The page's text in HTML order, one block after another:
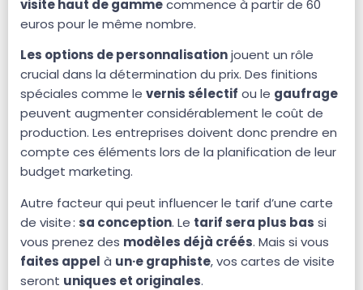
visite haut de gammecommence à partir de 60
euros pour le même nombre.
Les options de personnalisationjouent un rôle
crucial dans la détermination du prix. Des finitions
spéciales comme le vernis sélectif ou le gaufrage
peuvent augmenter considérablement le coût de
production. Les entreprises doivent donc prendre en
compte ces éléments lors de la planification de leur
budget marketing.
Autre facteur qui peut influencer le tarif d’une carte
de visite : sa conception. Le tarif sera plus bas si
vous prenez des modèles déjà créés. Mais si vous
faites appel à un·e graphiste, vos cartes de visite
seront uniques et originales.